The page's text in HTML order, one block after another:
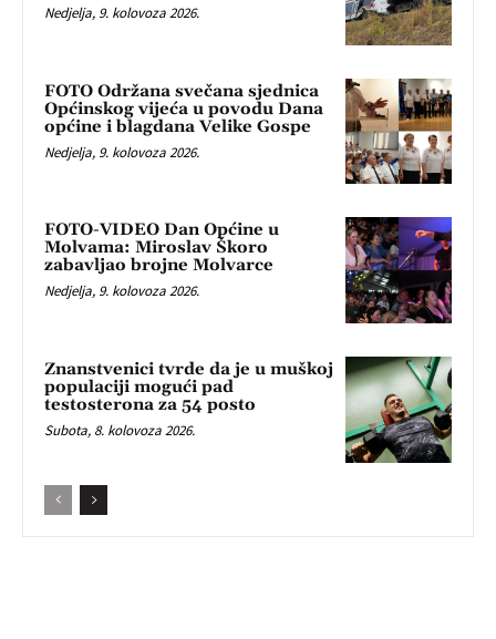
Nedjelja, 9. kolovoza 2026.
FOTO Održana svečana sjednica
Općinskog vijeća u povodu Dana
općine i blagdana Velike Gospe
Nedjelja, 9. kolovoza 2026.
FOTO-VIDEO Dan Općine u
Molvama: Miroslav Škoro
zabavljao brojne Molvarce
Nedjelja, 9. kolovoza 2026.
Znanstvenici tvrde da je u muškoj
populaciji mogući pad
testosterona za 54 posto
Subota, 8. kolovoza 2026.